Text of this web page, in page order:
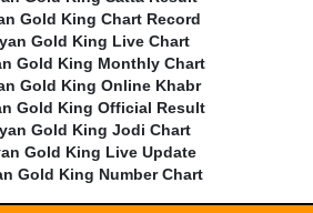
Gold King Chart Record
Gold King Live Chart
Gold King Monthly Chart
Gold King Online Khabr
Gold King Official Result
Gold King Jodi Chart
Gold King Live Update
Gold King Number Chart